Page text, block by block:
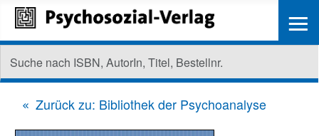
Zurück zu: Bibliothek der Psychoanalyse
≡